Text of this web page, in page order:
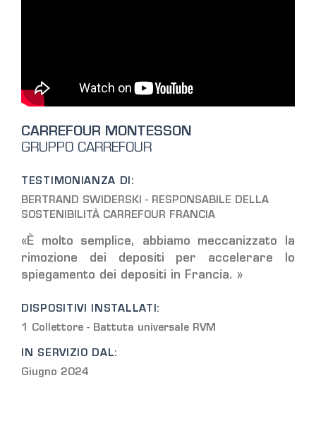
CARREFOUR MONTESSON
GRUPPO CARREFOUR
TESTIMONIANZA DI:
BERTRAND SWIDERSKI - RESPONSABILE DELLA
SOSTENIBILITÀ CARREFOUR FRANCIA
«È molto semplice, abbiamo meccanizzato la
rimozione dei depositi per accelerare lo
spiegamento dei depositi in Francia. »
DISPOSITIVI INSTALLATI:
1 Collettore - Battuta universale RVM
IN SERVIZIO DAL:
Giugno 2024